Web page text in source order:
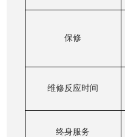
保修
维修反应时间
终身服务